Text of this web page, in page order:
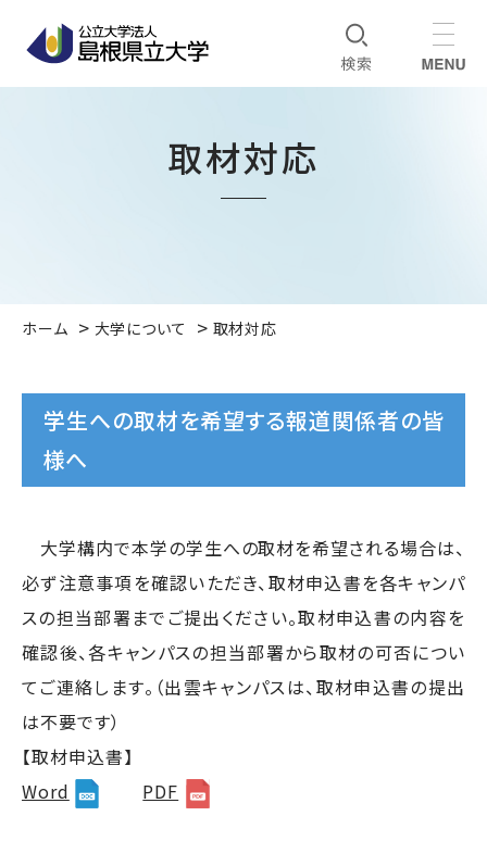
取材対応
ホーム 大学について 取材対応
学生への取材を希望する報道関係者の皆
様へ
大学構内で本学の学生への取材を希望される場合は、
必ず注意事項を確認いただき、取材申込書を各キャンパ
スの担当部署までご提出ください。取材申込書の内容を
確認後、各キャンパスの担当部署から取材の可否につい
てご連絡します。（出雲キャンパスは、取材申込書の提出
は不要です）
【取材申込書】
Word
PDF